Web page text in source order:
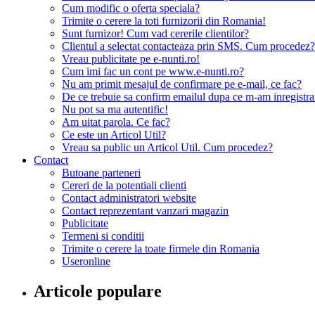
Cum modific o oferta speciala?
Trimite o cerere la toti furnizorii din Romania!
Sunt furnizor! Cum vad cererile clientilor?
Clientul a selectat contacteaza prin SMS. Cum procedez?
Vreau publicitate pe e-nunti.ro!
Cum imi fac un cont pe www.e-nunti.ro?
Nu am primit mesajul de confirmare pe e-mail, ce fac?
De ce trebuie sa confirm emailul dupa ce m-am
Nu pot sa ma autentific!
Am uitat parola. Ce fac?
Ce este un Articol Util?
Vreau sa public un Articol Util. Cum procedez?
Contact
Butoane parteneri
Cereri de la potentiali clienti
Contact administratori website
Contact reprezentant vanzari magazin
Publicitate
Termeni si conditii
Trimite o cerere la toate firmele din Romania
Useronline
Articole populare